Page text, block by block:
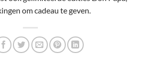
om cadeau te geven.